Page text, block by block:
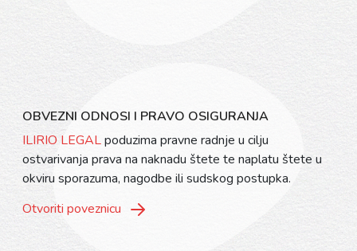
OBVEZNI ODNOSI I PRAVO OSIGURANJA
ILIRIO LEGALpoduzima pravne radnje u cilju
ostvarivanja prava na naknadu štete te naplatu štete u
okviru sporazuma, nagodbe ili sudskog postupka.
Otvoriti poveznicu